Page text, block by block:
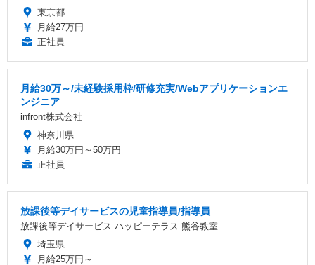
東京都
月給27万円
正社員
月給30万～/未経験採用枠/研修充実/Webアプリケーションエ
ンジニア
infront株式会社
神奈川県
月給30万円～50万円
正社員
放課後等デイサービスの児童指導員/指導員
放課後等デイサービス ハッピーテラス 熊谷教室
埼玉県
月給25万円～